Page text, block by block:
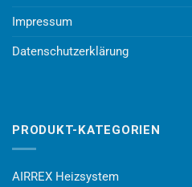
Impressum
Datenschutzerklärung
PRODUKT-KATEGORIEN
AIRREX Heizsystem